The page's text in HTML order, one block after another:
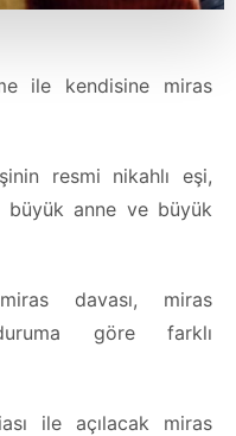
ile kendisine miras
resmi nikahlı eşi,
büyük anne ve büyük
davası, miras
göre farklı
ile açılacak miras